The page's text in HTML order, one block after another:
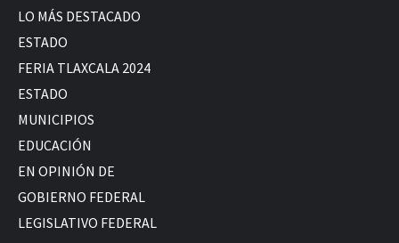
LO MÁS DESTACADO
ESTADO
FERIA TLAXCALA 2024
ESTADO
MUNICIPIOS
EDUCACIÓN
EN OPINIÓN DE
GOBIERNO FEDERAL
LEGISLATIVO FEDERAL